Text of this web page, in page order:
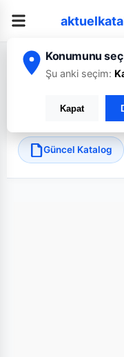
Konumunu
Şu anki seçim:
Kapat
Ana Sayfa/Tekirdağ /
Çorlu,
Güncel Katalog